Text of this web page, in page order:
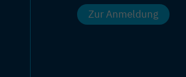
Zur Anmeldung